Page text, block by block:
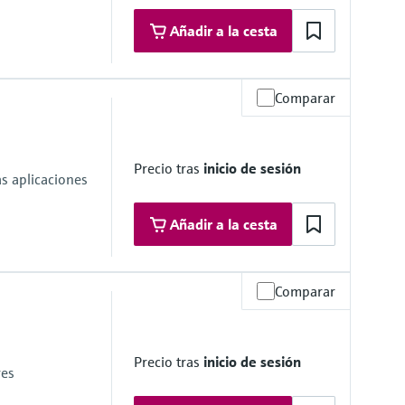
Añadir a la cesta
Comparar
aplicaciones
Precio tras inicio de sesión
Añadir a la cesta
Comparar
Precio tras inicio de sesión